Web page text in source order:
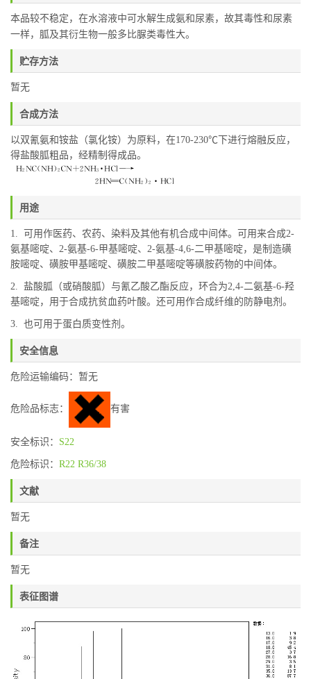
本品较不稳定，在水溶液中可水解生成氨和尿素，故其毒性和尿素
一样，胍及其衍生物一般多比脲类毒性大。
贮存方法
暂无
合成方法
以双氰氨和铵盐（氯化铵）为原料，在170-230℃下进行熔融反应，
得盐酸胍粗品，经精制得成品。
用途
1. 可用作医药、农药、染料及其他有机合成中间体。可用来合成2-
氨基嘧啶、2-氨基-6-甲基嘧啶、2-氨基-4,6-二甲基嘧啶，是制造磺
胺嘧啶、磺胺甲基嘧啶、磺胺二甲基嘧啶等磺胺药物的中间体。
2. 盐酸胍（或硝酸胍）与氰乙酸乙酯反应，环合为2,4-二氨基-6-羟
基嘧啶，用于合成抗贫血药叶酸。还可用作合成纤维的防静电剂。
3. 也可用于蛋白质变性剂。
安全信息
危险运输编码：暂无
危险品标志： 有害
安全标识： S22
危险标识： R22 R36/38
文献
暂无
备注
暂无
表征图谱